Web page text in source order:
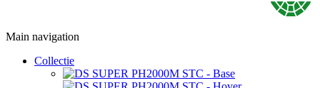
Main navigation
Collectie